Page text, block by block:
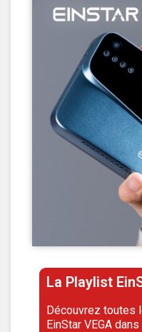
La Playlist
Découvrez toutes
EinStar VEGA